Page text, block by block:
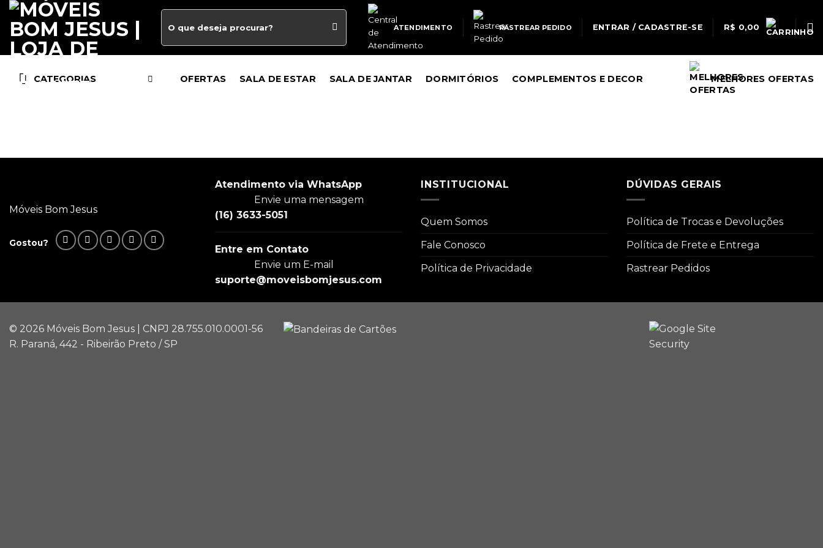
ATENDIMENTO RASTREAR PEDIDO ENTRAR / CADASTRE-SE R$ 0,00
CATEGORIAS OFERTAS SALA DE ESTAR SALA DE JANTAR DORMITÓRIOS COMPLEMENTOS E DECOR MELHORES OFERTAS
Móveis Bom Jesus
Gostou?
Atendimento via WhatsApp
Envie uma mensagem
(16) 3633-5051
Entre em Contato
Envie um E-mail
suporte@moveisbomjesus.com
INSTITUCIONAL
Quem Somos
Fale Conosco
Política de Privacidade
DÚVIDAS GERAIS
Política de Trocas e Devoluções
Política de Frete e Entrega
Rastrear Pedidos
© 2026 Móveis Bom Jesus | CNPJ 28.755.010.0001-56
R. Paraná, 442 - Ribeirão Preto / SP